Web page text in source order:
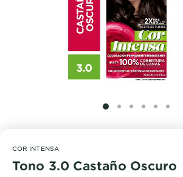
SLIDE 1
SLIDE 2
SLIDE 3
SLIDE 4
COR INTENSA
Tono 3.0 Castaño Oscuro